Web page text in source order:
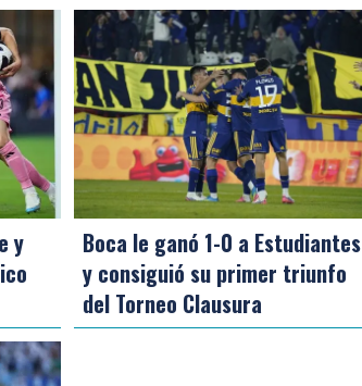
y
Boca le ganó 1-0 a Estudiantes
y consiguió su primer triunfo
del Torneo Clausura